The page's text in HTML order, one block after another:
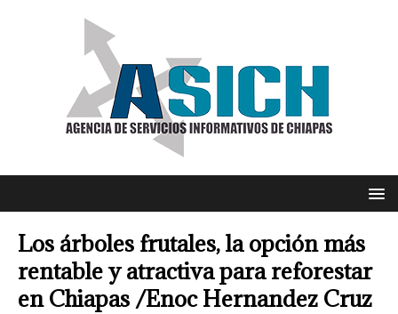
Los árboles frutales, la opción más
rentable y atractiva para reforestar
en Chiapas /Enoc Hernandez Cruz